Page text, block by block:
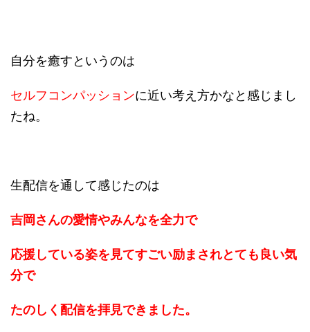
自分を癒すというのは
セルフコンパッションに近い考え方かなと感じまし
たね。
生配信を通して感じたのは
吉岡さんの愛情やみんなを全力で
応援している姿を見てすごい励まされとても良い気
分で
たのしく配信を拝見できました。